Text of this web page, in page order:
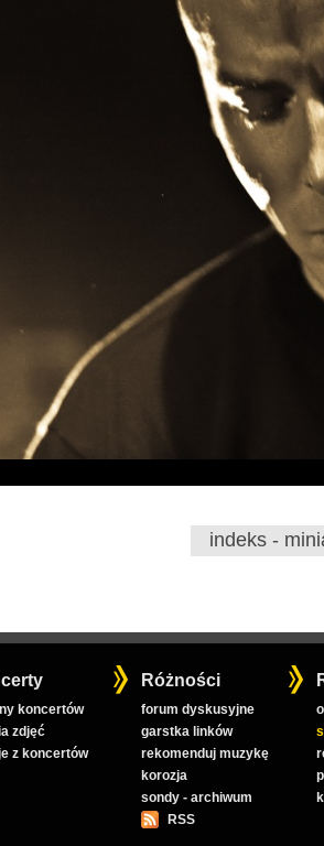
indeks -
koncertów
zdjęć
z koncertów
Różności
forum dyskusyjne
garstka linków
rekomenduj muzykę
korozja
sondy - archiwum
RSS